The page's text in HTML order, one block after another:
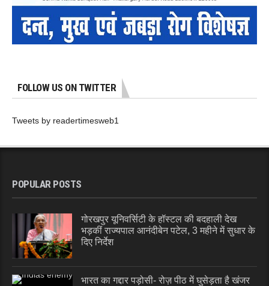
FOLLOW US ON TWITTER
Tweets by readertimesweb1
POPULAR POSTS
गोरखपुर यूनिवर्सिटी के हॉस्टल की बदहाली देख
भड़कीं राज्यपाल आनंदीबेन पटेल, 3 महीने में सुधार के
दिए निर्देश
भारत का गद्दार पड़ोसी- रोज़ पीठ में घुसेड़ता है खंजर